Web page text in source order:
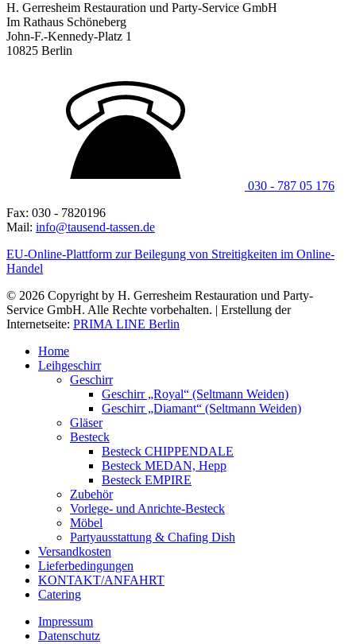
H. Gerresheim Restauration und Party-Service GmbH
Im Rathaus Schöneberg
John-F.-Kennedy-Platz 1
10825 Berlin
030 - 787 05 176
Fax: 030 - 7820196
Mail: info@tausend-tassen.de
EU-Online-Plattform zur Beilegung von Streitigkeiten im Online-
Handel
© 2026 Copyright by H. Gerresheim Restauration und Party-
Service GmbH. Alle Rechte vorbehalten. | Erstellung der
Internetseite: PRIMA LINE Berlin
Home
Leihgeschirr
Geschirr
Geschirr „Royal“ (Seltmann Weiden)
Geschirr „Diamant“ (Seltmann Weiden)
Gläser
Besteck
Besteck CHIPPENDALE
Besteck MEDAN, Hepp
Besteck EMPIRE
Zubehör
Vorlege- und Anrichte-Besteck
Möbel
Partyausstattung & Chafing Dish
Versandkosten
Lieferbedingungen
KONTAKT/ANFAHRT
Catering
Impressum
Datenschutz